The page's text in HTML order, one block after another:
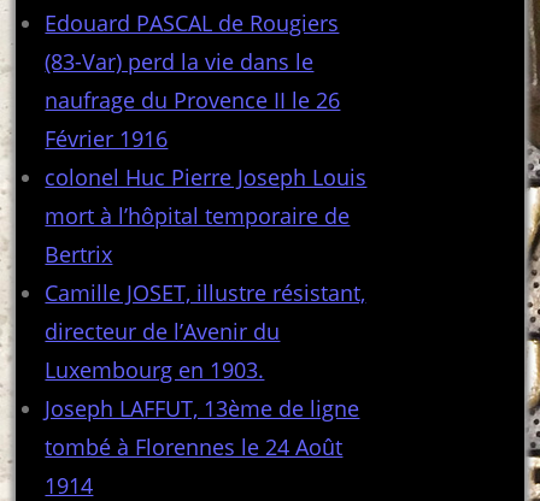
Edouard PASCAL de Rougiers
(83-Var) perd la vie dans le
naufrage du Provence II le 26
Février 1916
colonel Huc Pierre Joseph Louis
mort à l’hôpital temporaire de
Bertrix
Camille JOSET, illustre résistant,
directeur de l’Avenir du
Luxembourg en 1903.
Joseph LAFFUT, 13ème de ligne
tombé à Florennes le 24 Août
1914